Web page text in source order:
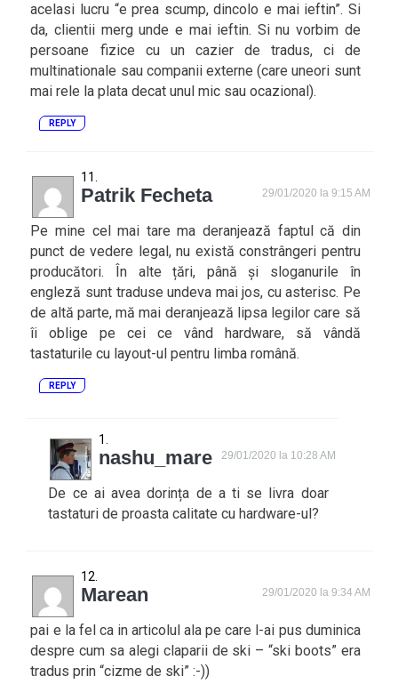
acelasi lucru “e prea scump, dincolo e mai ieftin”. Si
da, clientii merg unde e mai ieftin. Si nu vorbim de
persoane fizice cu un cazier de tradus, ci de
multinationale sau companii externe (care uneori sunt
mai rele la plata decat unul mic sau ocazional).
REPLY
Patrik Fecheta 29/01/2020 la 9:15 AM
Pe mine cel mai tare ma deranjează faptul că din
punct de vedere legal, nu există constrângeri pentru
producători. În alte țări, până și sloganurile în
engleză sunt traduse undeva mai jos, cu asterisc. Pe
de altă parte, mă mai deranjează lipsa legilor care să
îi oblige pe cei ce vând hardware, să vândă
tastaturile cu layout-ul pentru limba română.
REPLY
nashu_mare 29/01/2020 la 10:28 AM
De ce ai avea dorința de a ti se livra doar
tastaturi de proasta calitate cu hardware-ul?
Marean 29/01/2020 la 9:34 AM
pai e la fel ca in articolul ala pe care l-ai pus duminica
despre cum sa alegi claparii de ski – “ski boots” era
tradus prin “cizme de ski” :-))